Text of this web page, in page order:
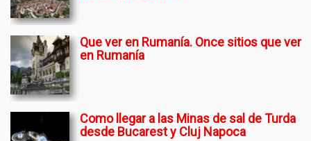
Que ver en Rumanía. Once sitios que ver
en Rumanía
Como llegar a las Minas de sal de Turda
desde Bucarest y Cluj Napoca